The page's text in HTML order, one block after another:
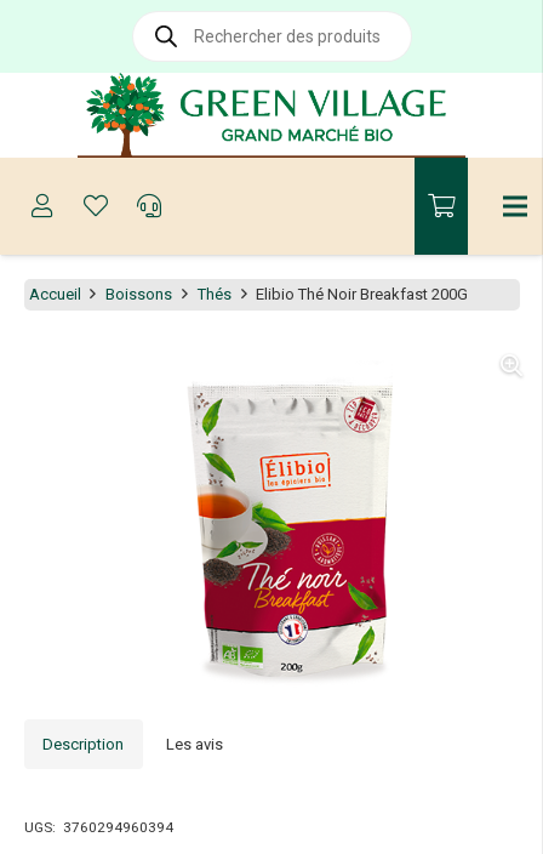
Recherche
produits
Accueil Boissons Thés Elibio Thé Noir Breakfast 200G
Description Les avis
UGS: 3760294960394